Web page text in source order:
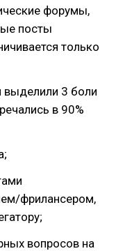
форумы,
посты
только
выделили 3 боли
в 90%
фрилансером,
вопросов на